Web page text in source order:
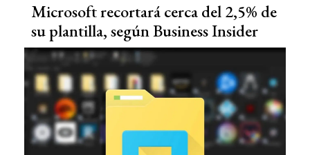
Microsoft recortará cerca del 2,5% de
su plantilla, según Business Insider